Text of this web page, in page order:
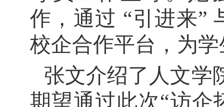
作，通过 “引进来”
校企合作平台，为
张文介绍了人文学
期望通过此次“访企